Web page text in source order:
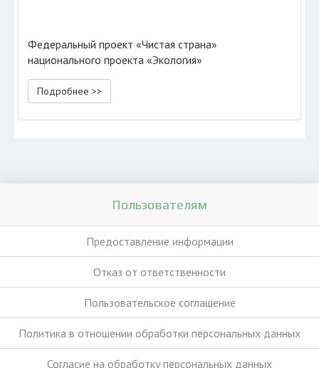
Федеральный проект «Чистая страна»
национального проекта «Экология»
Подробнее >>
Пользователям
Предоставление информации
Отказ от ответственности
Пользовательское соглашение
Политика в отношении обработки персональных данных
Согласие на обработку персональных данных